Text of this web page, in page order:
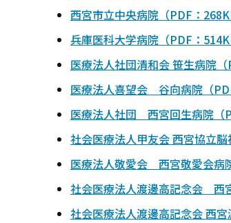
西宮市立中央病院（PDF：
兵庫医科大学病院（PDF：
医療法人社団清和会 笹生病院（
医療法人喜望会 谷向病院（
医療法人社団 西宮回生病院（
社会医療法人甲友会 西宮協立
医療法人敬愛会 西宮敬愛会病
社会医療法人渡邊高記念会 西
社会医療法人渡邊高記念会 西